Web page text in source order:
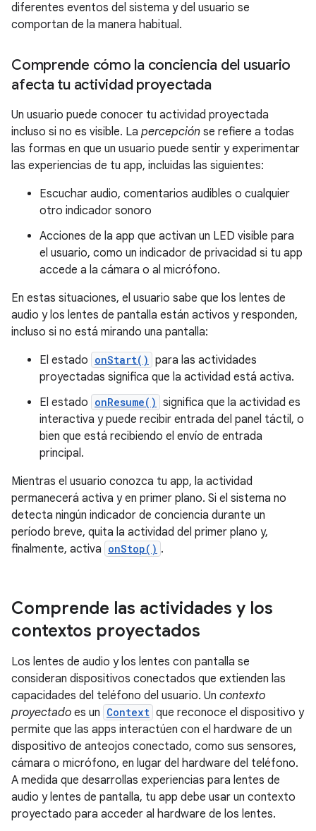
diferentes eventos del sistema y del usuario se
comportan de la manera habitual.
Comprende cómo la conciencia del usuario
afecta tu actividad proyectada
Un usuario puede conocer tu actividad proyectada
incluso si no es visible. La percepción se refiere a todas
las formas en que un usuario puede sentir y experimentar
las experiencias de tu app, incluidas las siguientes:
Escuchar audio, comentarios audibles o cualquier
otro indicador sonoro
Acciones de la app que activan un LED visible para
el usuario, como un indicador de privacidad si tu app
accede a la cámara o al micrófono.
En estas situaciones, el usuario sabe que los lentes de
audio y los lentes de pantalla están activos y responden,
incluso si no está mirando una pantalla:
El estado onStart() para las actividades
proyectadas significa que la actividad está activa.
El estado onResume() significa que la actividad es
interactiva y puede recibir entrada del panel táctil, o
bien que está recibiendo el envío de entrada
principal.
Mientras el usuario conozca tu app, la actividad
permanecerá activa y en primer plano. Si el sistema no
detecta ningún indicador de conciencia durante un
período breve, quita la actividad del primer plano y,
finalmente, activa onStop() .
Comprende las actividades y los
contextos proyectados
Los lentes de audio y los lentes con pantalla se
consideran dispositivos conectados que extienden las
capacidades del teléfono del usuario. Un contexto
proyectado es un Context que reconoce el dispositivo y
permite que las apps interactúen con el hardware de un
dispositivo de anteojos conectado, como sus sensores,
cámara o micrófono, en lugar del hardware del teléfono.
A medida que desarrollas experiencias para lentes de
audio y lentes de pantalla, tu app debe usar un contexto
proyectado para acceder al hardware de los lentes.